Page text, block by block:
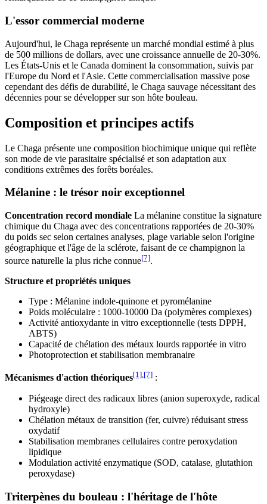
L'essor commercial moderne
Aujourd'hui, le Chaga représente un marché mondial estimé à plus
de 500 millions de dollars, avec une croissance annuelle de 20-30%.
Les États-Unis et le Canada dominent la consommation, suivis par
l'Europe du Nord et l'Asie. Cette commercialisation massive pose
cependant des défis de durabilité, le Chaga sauvage nécessitant des
décennies pour se développer sur son hôte bouleau.
Composition et principes actifs
Le Chaga présente une composition biochimique unique qui reflète
son mode de vie parasitaire spécialisé et son adaptation aux
conditions extrêmes des forêts boréales.
Mélanine : le trésor noir exceptionnel
Concentration record mondiale La mélanine constitue la signature
chimique du Chaga avec des concentrations rapportées de 20-30%
du poids sec selon certaines analyses, plage variable selon l'origine
géographique et l'âge de la sclérote, faisant de ce champignon la
source naturelle la plus riche connue[7].
Structure et propriétés uniques
Type : Mélanine indole-quinone et pyromélanine
Poids moléculaire : 1000-10000 Da (polymères complexes)
Activité antioxydante in vitro exceptionnelle (tests DPPH,
ABTS)
Capacité de chélation des métaux lourds rapportée in vitro
Photoprotection et stabilisation membranaire
Mécanismes d'action théoriques[1],[7] :
Piégeage direct des radicaux libres (anion superoxyde, radical
hydroxyle)
Chélation métaux de transition (fer, cuivre) réduisant stress
oxydatif
Stabilisation membranes cellulaires contre peroxydation
lipidique
Modulation activité enzymatique (SOD, catalase, glutathion
peroxydase)
Triterpènes du bouleau : l'héritage de l'hôte